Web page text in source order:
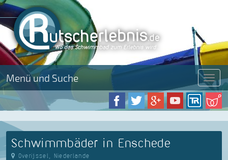
Menü und Suche Menü
Schwimmbäder in Enschede
Overijssel, Niederlande